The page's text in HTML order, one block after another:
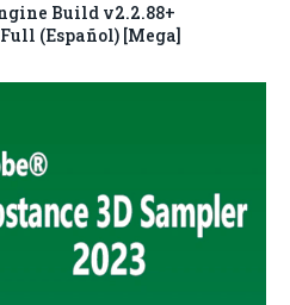
Build v2.2.88+
(Español) [Mega]